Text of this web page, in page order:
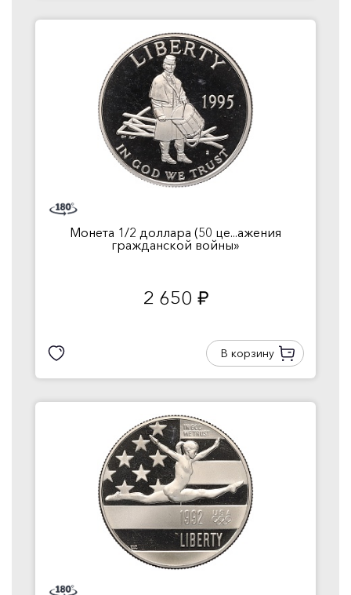
Монета 1/2 доллара (50 це...ажения
гражданской войны»
2 650 руб.
В корзину